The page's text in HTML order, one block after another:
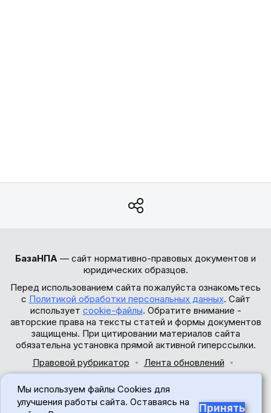
БазаНПА — сайт нормативно-правовых документов и
юридических образцов.
Перед использованием сайта пожалуйста ознакомьтесь
с Политикой обработки персональных данных. Сайт
использует cookie-файлы. Обратите внимание -
авторские права на тексты статей и формы документов
защищены. При цитировании материалов сайта
обязательна установка прямой активной гиперссылки.
Правовой рубрикатор
Лента обновлений
© 2017-2026
Мы используем файлы Cookies для
улучшения работы сайта. Оставаясь на
Принять